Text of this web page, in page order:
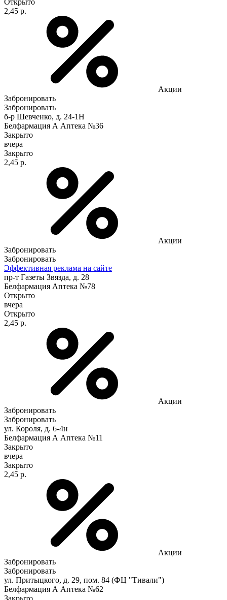
2,45 р.
Акции
Забронировать
Забронировать
б-р Шевченко, д. 24-1Н
Белфармация А Аптека №36
Закрыто
вчера
Закрыто
2,45 р.
Акции
Забронировать
Забронировать
Эффективная реклама на сайте
пр-т Газеты Звязда, д. 28
Белфармация Аптека №78
Открыто
вчера
Открыто
2,45 р.
Акции
Забронировать
Забронировать
ул. Короля, д. 6-4н
Белфармация А Аптека №11
Закрыто
вчера
Закрыто
2,45 р.
Акции
Забронировать
Забронировать
ул. Притыцкого, д. 29, пом. 84 (ФЦ "Тивали")
Белфармация А Аптека №62
Закрыто